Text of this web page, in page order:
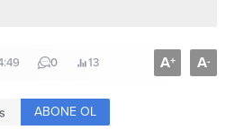
0 13 A+ A-
ABONE OL